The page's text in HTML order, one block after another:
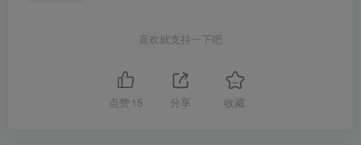
喜欢就支持一下吧
点赞 15 分享 收藏